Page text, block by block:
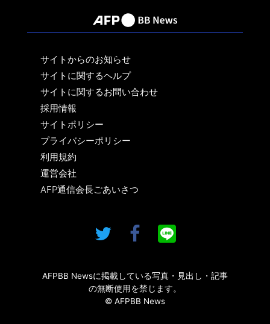
サイトからのお知らせ
サイトに関するヘルプ
サイトに関するお問い合わせ
採用情報
サイトポリシー
プライバシーポリシー
利用規約
運営会社
AFP通信会長ごあいさつ
AFPBB Newsに掲載している写真・見出し・記事
の無断使用を禁じます。
© AFPBB News